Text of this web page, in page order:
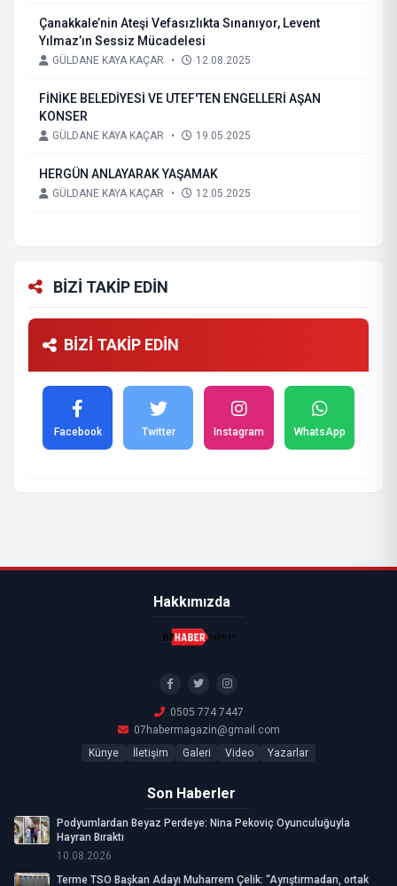
Çanakkale’nin Ateşi Vefasızlıkta Sınanıyor, Levent
Yılmaz’ın Sessiz Mücadelesi
GÜLDANE KAYA KAÇAR • 12.08.2025
FİNİKE BELEDİYESİ VE UTEF'TEN ENGELLERİ AŞAN
KONSER
GÜLDANE KAYA KAÇAR • 19.05.2025
HERGÜN ANLAYARAK YAŞAMAK
GÜLDANE KAYA KAÇAR • 12.05.2025
BİZİ TAKİP EDİN
BİZİ TAKİP EDİN
Facebook Twitter Instagram WhatsApp
Hakkımızda
0505 774 7447
07habermagazin@gmail.com
Künye
İletişim Galeri Video Yazarlar
Son Haberler
Podyumlardan Beyaz Perdeye: Nina Pekoviç Oyunculuğuyla
Hayran Bıraktı
10.08.2026
Terme TSO Başkan Adayı Muharrem Çelik: “Ayrıştırmadan, ortak